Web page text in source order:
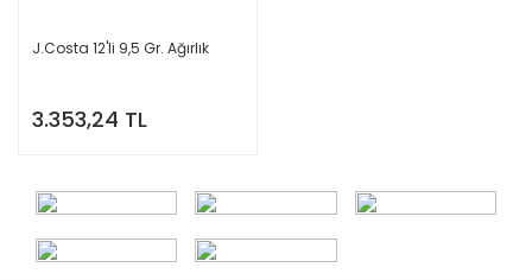
J.Costa 12'li 9,5 Gr. Ağırlık
3.353,24 TL